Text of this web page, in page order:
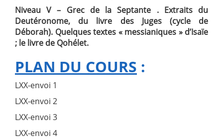
Niveau V – Grec de la Septante . Extraits du
Deutéronome, du livre des Juges (cycle de
Déborah). Quelques textes « messianiques » d’Isaïe
; le livre de Qohélet.
PLAN DU COURS :
LXX-envoi 1
LXX-envoi 2
LXX-envoi 3
LXX-envoi 4